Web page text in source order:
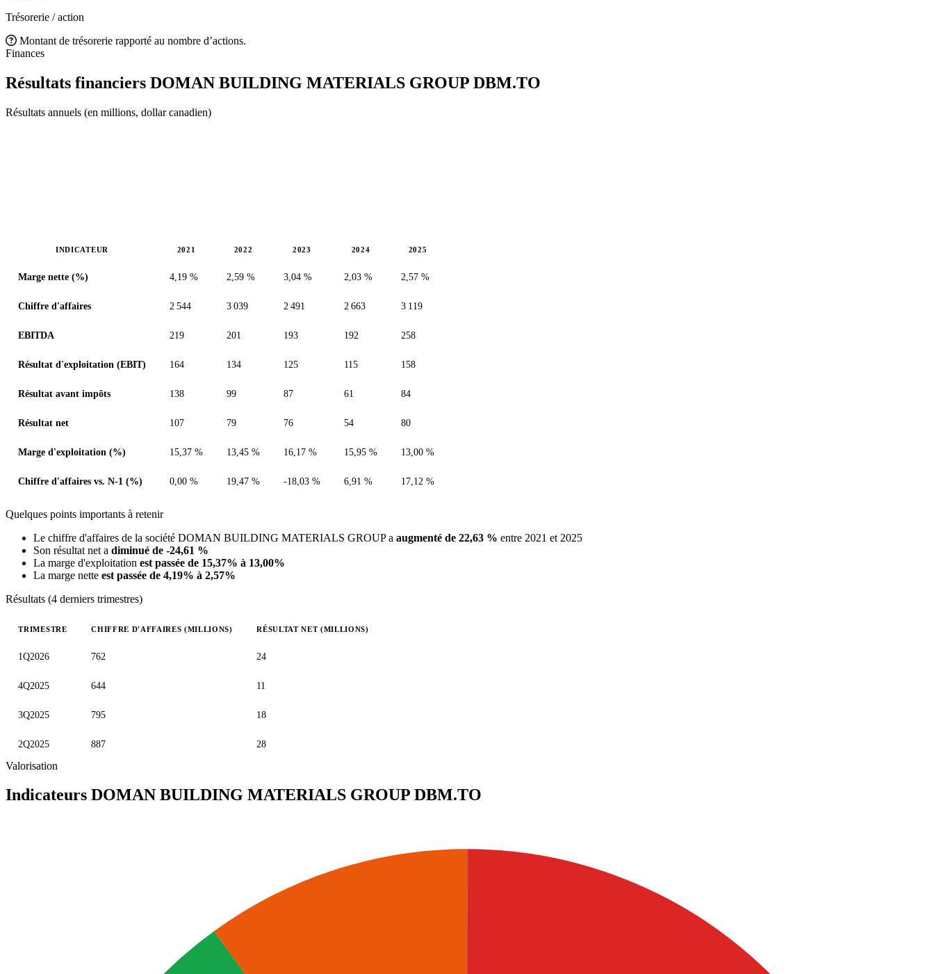
Trésorerie / action
Montant de trésorerie rapporté au nombre d’actions.
Finances
Résultats financiers DOMAN BUILDING MATERIALS GROUP DBM.TO
Résultats annuels (en millions, dollar canadien)
INDICATEUR 2021 2022 2023 2024 2025
Marge nette (%) 4,19 % 2,59 % 3,04 % 2,03 % 2,57 %
Chiffre d'affaires 2 544 3 039 2 491 2 663 3 119
EBITDA 219 201 193 192 258
Résultat d'exploitation (EBIT) 164 134 125 115 158
Résultat avant impôts 138 99 87 61 84
Résultat net 107 79 76 54 80
Marge d'exploitation (%) 15,37 % 13,45 % 16,17 % 15,95 % 13,00 %
Chiffre d'affaires vs. N-1 (%) 0,00 % 19,47 % -18,03 % 6,91 % 17,12 %
Quelques points importants à retenir
Le chiffre d'affaires de la société DOMAN BUILDING MATERIALS GROUP a augmenté de 22,63 % entre 2021 et 2025
Son résultat net a diminué de -24,61 %
La marge d'exploitation est passée de 15,37% à 13,00%
La marge nette est passée de 4,19% à 2,57%
Résultats (4 derniers trimestres)
TRIMESTRE CHIFFRE D'AFFAIRES (MILLIONS) RÉSULTAT NET (MILLIONS)
1Q2026 762 24
4Q2025 644 11
3Q2025 795 18
2Q2025 887 28
Valorisation
Indicateurs DOMAN BUILDING MATERIALS GROUP DBM.TO